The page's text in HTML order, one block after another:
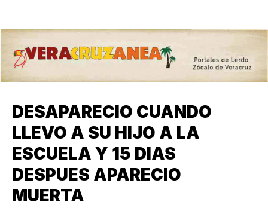
DESAPARECIO CUANDO
LLEVO A SU HIJO A LA
ESCUELA Y 15 DIAS
DESPUES APARECIO
MUERTA